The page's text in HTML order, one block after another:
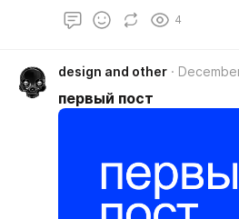
4
design and other
первый пост